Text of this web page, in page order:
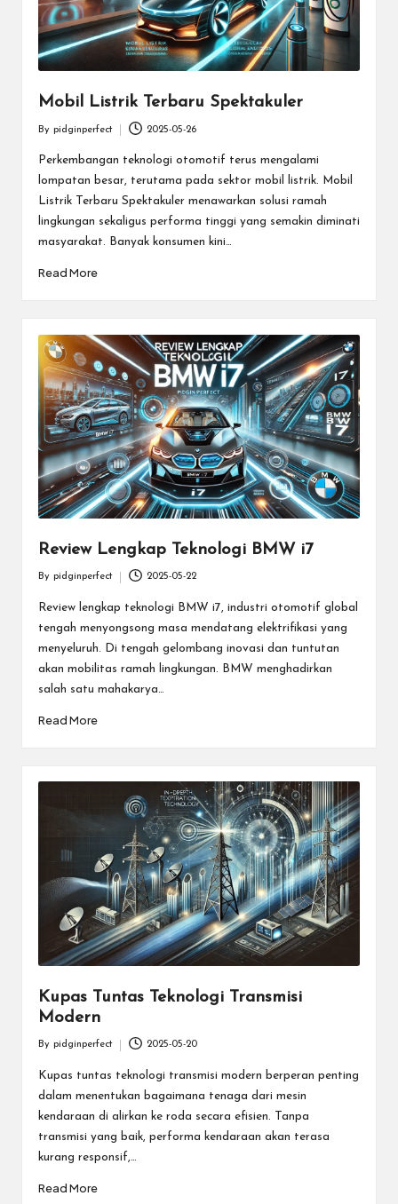
Mobil Listrik Terbaru Spektakuler
by
By pidginperfect 2025-05-26
Perkembangan teknologi otomotif terus mengalami
lompatan besar, terutama pada sektor mobil listrik. Mobil
Listrik Terbaru Spektakuler menawarkan solusi ramah
lingkungan sekaligus performa tinggi yang semakin diminati
masyarakat. Banyak konsumen kini…
Read More
Review Lengkap Teknologi BMW i7
by
By pidginperfect 2025-05-22
Review lengkap teknologi BMW i7, industri otomotif global
tengah menyongsong masa mendatang elektrifikasi yang
menyeluruh. Di tengah gelombang inovasi dan tuntutan
akan mobilitas ramah lingkungan. BMW menghadirkan
salah satu mahakarya…
Read More
Kupas Tuntas Teknologi Transmisi
Modern
by
By pidginperfect 2025-05-20
Kupas tuntas teknologi transmisi modern berperan penting
dalam menentukan bagaimana tenaga dari mesin
kendaraan di alirkan ke roda secara efisien. Tanpa
transmisi yang baik, performa kendaraan akan terasa
kurang responsif,…
Read More